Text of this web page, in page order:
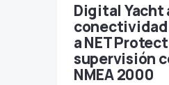
Digital Yacht
conectividad
a NET
supervisión
NMEA 2000